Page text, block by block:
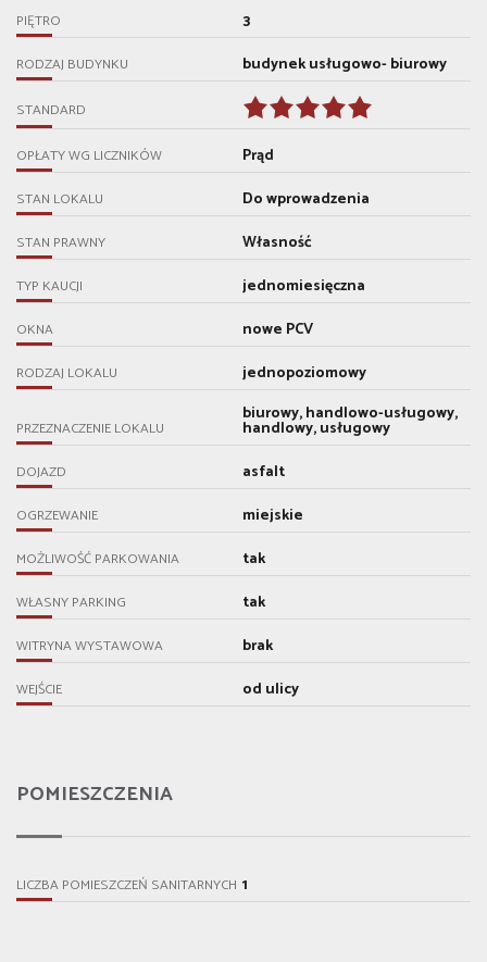
PIĘTRO 3
RODZAJ BUDYNKU budynek usługowo- biurowy
STANDARD
OPŁATY WG LICZNIKÓW Prąd
STAN LOKALU Do wprowadzenia
STAN PRAWNY Własność
TYP KAUCJI jednomiesięczna
OKNA nowe PCV
RODZAJ LOKALU jednopoziomowy
PRZEZNACZENIE LOKALU
biurowy, handlowo-usługowy,
handlowy, usługowy
DOJAZD asfalt
OGRZEWANIE miejskie
MOŻLIWOŚĆ PARKOWANIA tak
WŁASNY PARKING tak
WITRYNA WYSTAWOWA brak
WEJŚCIE od ulicy
POMIESZCZENIA
LICZBA POMIESZCZEŃ SANITARNYCH 1